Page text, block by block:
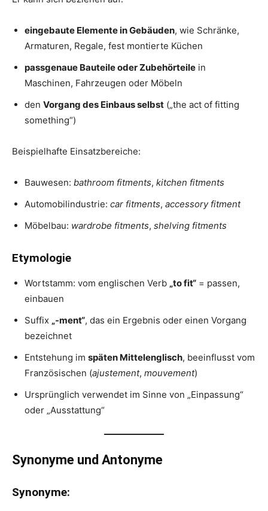
eingebaute Elemente in Gebäuden, wie Schränke,
Armaturen, Regale, fest montierte Küchen
passgenaue Bauteile oder Zubehörteile in
Maschinen, Fahrzeugen oder Möbeln
den Vorgang des Einbaus selbst („the act of fitting
something“)
Beispielhafte Einsatzbereiche:
Bauwesen: bathroom fitments, kitchen fitments
Automobilindustrie: car fitments, accessory fitment
Möbelbau: wardrobe fitments, shelving fitments
Etymologie
Wortstamm: vom englischen Verb „to fit“ = passen,
einbauen
Suffix „-ment“, das ein Ergebnis oder einen Vorgang
bezeichnet
Entstehung im späten Mittelenglisch, beeinflusst vom
Französischen (ajustement, mouvement)
Ursprünglich verwendet im Sinne von „Einpassung“
oder „Ausstattung“
Synonyme und Antonyme
Synonyme: